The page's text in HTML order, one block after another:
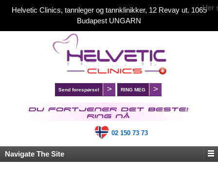
Helvetic Clinics, tannleger og tannklinikker, 12 Revay ut. 1065
Budapest UNGARN
Her
Send forespørsel RING MEG
02 150 73 73
Navigate The Site